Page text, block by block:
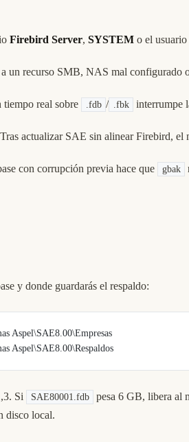
Firebird Server, SYSTEM o el
un recurso SMB, NAS mal configurado
real sobre .fdb / .fbk interrumpe
actualizar SAE sin alinear Firebird, el
con corrupción previa hace que gbak
y donde guardarás el respaldo:
Aspel\SAE8.00\Empresas
Aspel\SAE8.00\Respaldos
Si SAE80001.fdb pesa 6 GB, libera al
disco local.